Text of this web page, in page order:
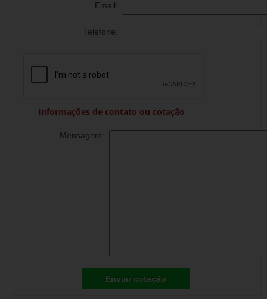
Email:
Telefone:
Informações de contato ou cotação
Mensagem:
Enviar cotação